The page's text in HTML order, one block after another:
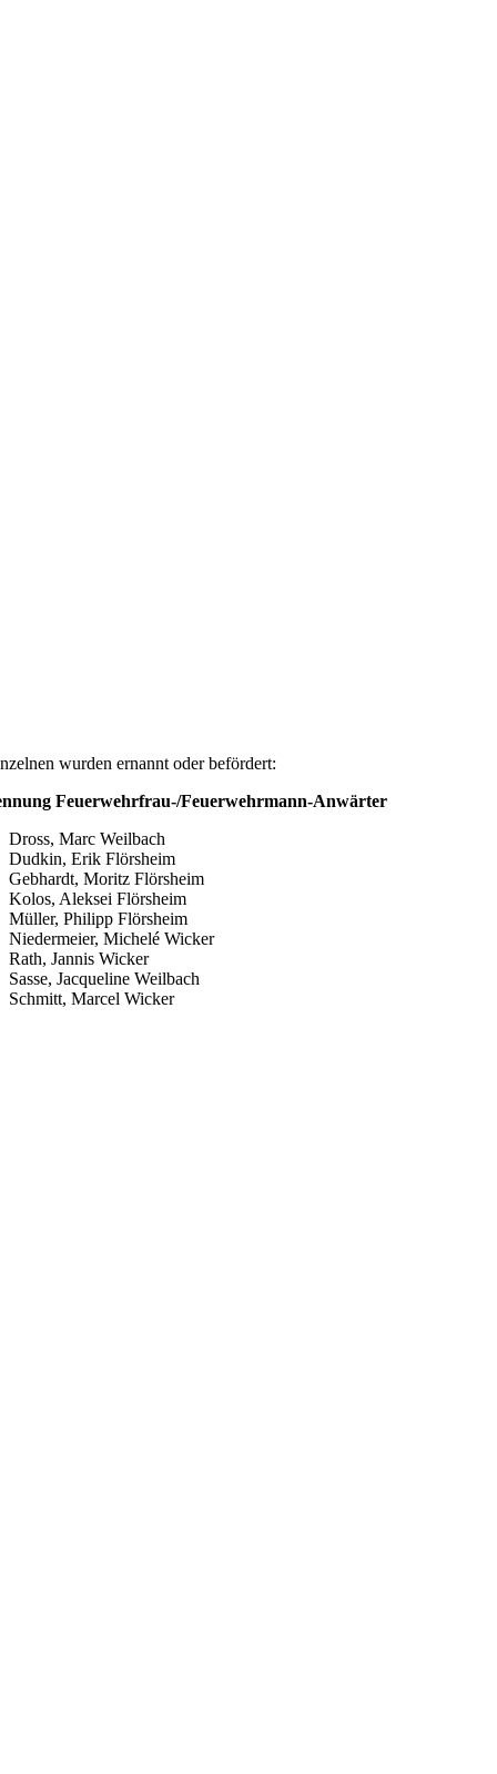
wurden ernannt oder befördert:
Feuerwehrfrau-/Feuerwehrmann-Anwärter
Dross, Marc Weilbach
Dudkin, Erik Flörsheim
Gebhardt, Moritz Flörsheim
Kolos, Aleksei Flörsheim
Müller, Philipp Flörsheim
Niedermeier, Michelé Wicker
Rath, Jannis Wicker
Sasse, Jacqueline Weilbach
Schmitt, Marcel Wicker